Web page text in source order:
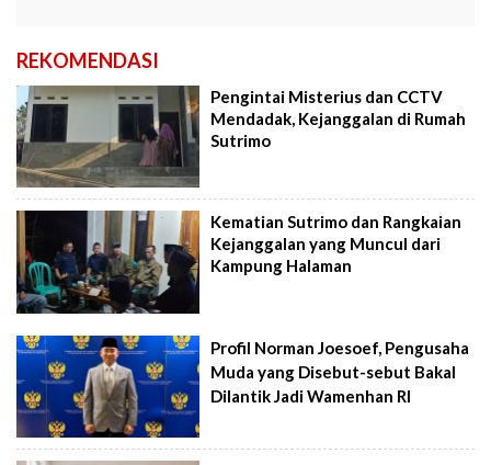
REKOMENDASI
Pengintai Misterius dan CCTV
Mendadak, Kejanggalan di Rumah
Sutrimo
Kematian Sutrimo dan Rangkaian
Kejanggalan yang Muncul dari
Kampung Halaman
Profil Norman Joesoef, Pengusaha
Muda yang Disebut-sebut Bakal
Dilantik Jadi Wamenhan RI